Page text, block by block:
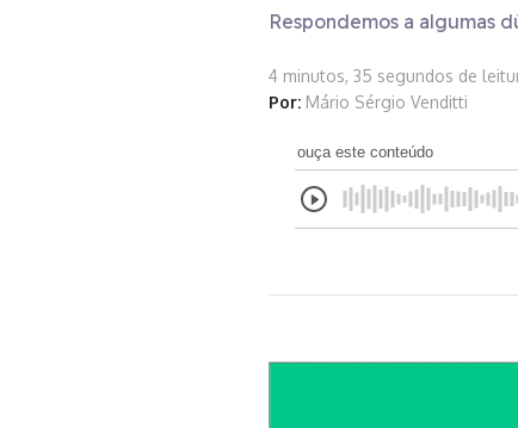
Respondemos a algumas
4 minutos, 35 segundos de
Por: Mário Sérgio Venditti
ouça este conteúdo